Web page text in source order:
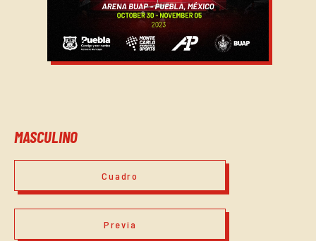
MASCULINO
Cuadro
Previa